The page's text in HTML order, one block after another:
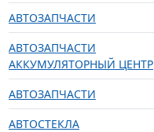
АВТОЗАПЧАСТИ
АВТОЗАПЧАСТИ
АККУМУЛЯТОРНЫЙ ЦЕНТР
АВТОЗАПЧАСТИ
АВТОСТЕКЛА